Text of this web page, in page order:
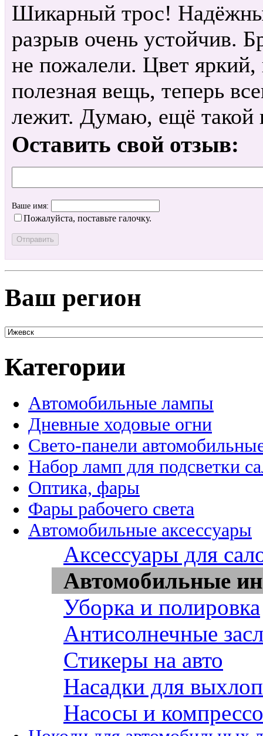
Шикарный трос!
разрыв очень устойчив.
не пожалели. Цвет
полезная вещь, теперь
лежит. Думаю, ещё такой
Оставить свой отзыв:
Ваше имя:
Пожалуйста, поставьте галочку.
Ваш регион
Категории
Автомобильные лампы
Дневные ходовые огни
Свето-панели
Набор ламп для подсветки
Оптика, фары
Фары рабочего света
Автомобильные аксессуары
Аксессуары для
Автомобильные
Уборка и полировка
Антисолнечные
Стикеры на авто
Насадки для
Насосы и